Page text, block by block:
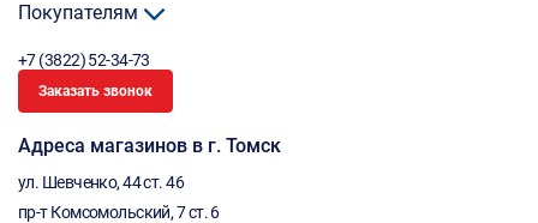
Покупателям
+7 (3822) 52-34-73
Заказать звонок
Адреса магазинов в г. Томск
ул. Шевченко, 44 ст. 46
пр-т Комсомольский, 7 ст. 6